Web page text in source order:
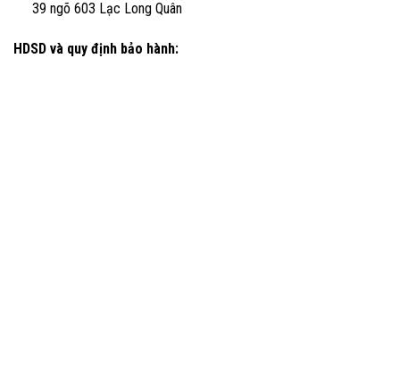
39 ngõ 603 Lạc Long Quân
HDSD và quy định bảo hành: